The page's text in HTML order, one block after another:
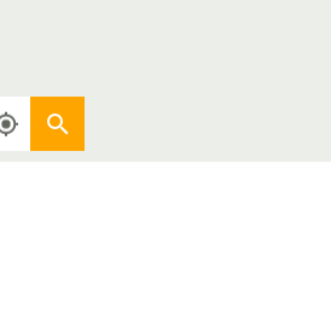
Aktuellen Standort verwenden